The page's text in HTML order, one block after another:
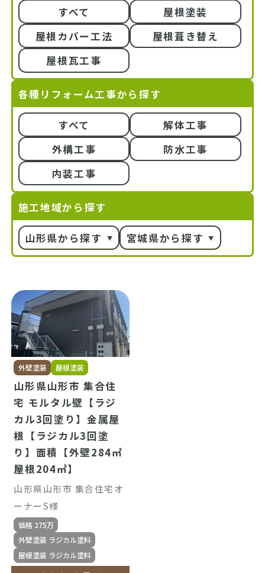
すべて
屋根塗装
屋根カバー工法
屋根葺き替え
屋根瓦工事
各種リフォーム工事から探す
すべて
解体工事
外構工事
防水工事
内装工事
施工地域から探す
山形県から探す 宮城県から探す
外壁塗装 屋根塗装
山形県山形市 集合住
宅 モルタル壁【ラジ
カル3回塗り】金属屋
根【ラジカル3回塗
り】面積【外壁284㎡
屋根204㎡】
山形県山形市 集合住宅オ
ーナーS様
価格 275万
外壁塗装 ラジカル塗料
屋根塗装 ラジカル塗料